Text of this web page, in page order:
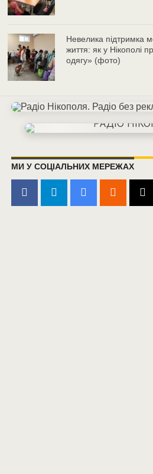
Невелика підтримка
життя: як у Нікополі
одягу» (фото)
МИ У СОЦІАЛЬНИХ МЕРЕЖАХ